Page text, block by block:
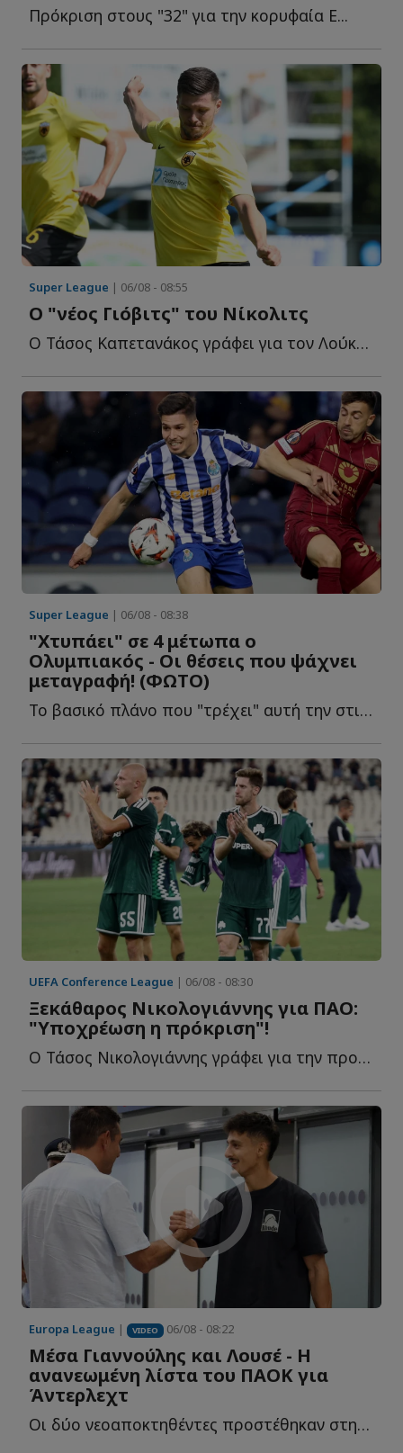
Πρόκριση στους "32" για την κορυφαία Ε...
Super League | 06/08 - 08:55
O "νέος Γιόβιτς" του Νίκολιτς
Ο Τάσος Καπετανάκος γράφει για τον Λούκα Γιόβιτς που ε...
Super League | 06/08 - 08:38
"Χτυπάει" σε 4 μέτωπα ο
Ολυμπιακός - Οι θέσεις που ψάχνει
μεταγραφή! (ΦΩΤΟ)
Το βασικό πλάνο που "τρέχει" αυτή την στιγμή στους Ερυθρόλευκους ό...
UEFA Conference League | 06/08 - 08:30
Ξεκάθαρος Νικολογιάννης για ΠΑΟ:
"Υποχρέωση η πρόκριση"!
Ο Τάσος Νικολογιάννης γράφει για την προβληματική ε...
Europa League | VIDEO 06/08 - 08:22
Μέσα Γιαννούλης και Λουσέ - Η
ανανεωμένη λίστα του ΠΑΟΚ για
Άντερλεχτ
Οι δύο νεοαποκτηθέντες προστέθηκαν στην ευρωπαϊκή λ...